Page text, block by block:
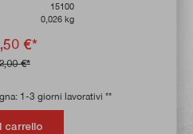
15100
0,026 kg
€*
€*
1-3 giorni lavorativi **
carrello